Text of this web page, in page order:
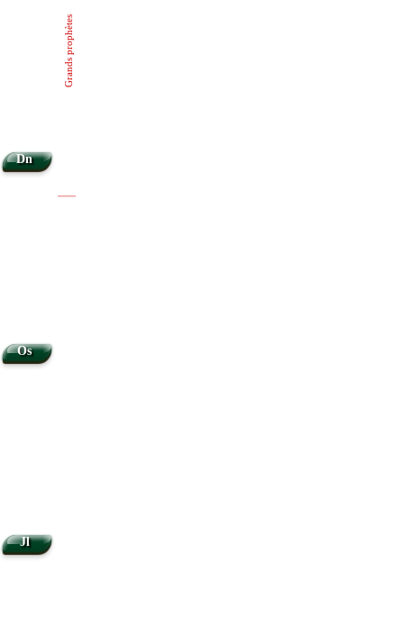
Dn
Os
Jl
Grands prophètes